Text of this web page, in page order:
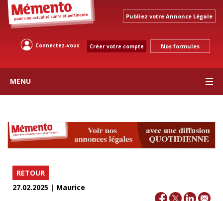
Publiez votre Annonce Légale
Connectez-vous Créer votre compte Nos formules
MENU
RETOUR
27.02.2025 | Maurice